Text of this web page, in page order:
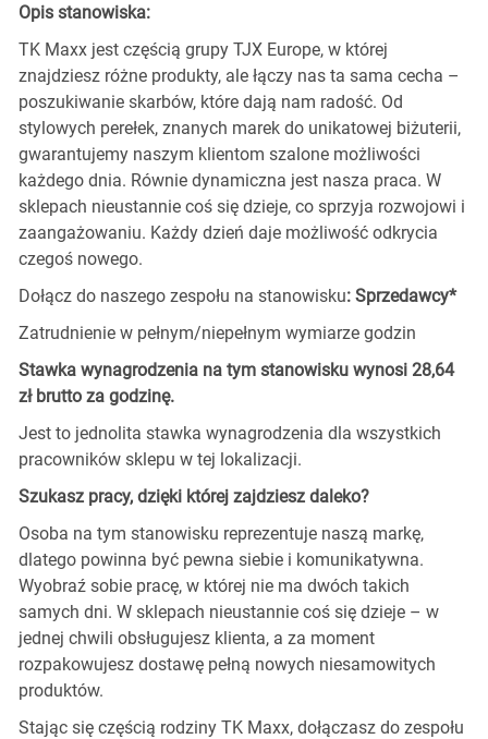
Opis stanowiska:
TK Maxx jest częścią grupy TJX Europe, w której
znajdziesz różne produkty, ale łączy nas ta sama cecha –
poszukiwanie skarbów, które dają nam radość. Od
stylowych perełek, znanych marek do unikatowej biżuterii,
gwarantujemy naszym klientom szalone możliwości
każdego dnia. Równie dynamiczna jest nasza praca. W
sklepach nieustannie coś się dzieje, co sprzyja rozwojowi i
zaangażowaniu. Każdy dzień daje możliwość odkrycia
czegoś nowego.
Dołącz do naszego zespołu na stanowisku: Sprzedawcy*
Zatrudnienie w pełnym/niepełnym wymiarze godzin
Stawka wynagrodzenia na tym stanowisku wynosi 28,64
zł brutto za godzinę.
Jest to jednolita stawka wynagrodzenia dla wszystkich
pracowników sklepu w tej lokalizacji.
Szukasz pracy, dzięki której zajdziesz daleko?
Osoba na tym stanowisku reprezentuje naszą markę,
dlatego powinna być pewna siebie i komunikatywna.
Wyobraź sobie pracę, w której nie ma dwóch takich
samych dni. W sklepach nieustannie coś się dzieje – w
jednej chwili obsługujesz klienta, a za moment
rozpakowujesz dostawę pełną nowych niesamowitych
produktów.
Stając się częścią rodziny TK Maxx, dołączasz do zespołu